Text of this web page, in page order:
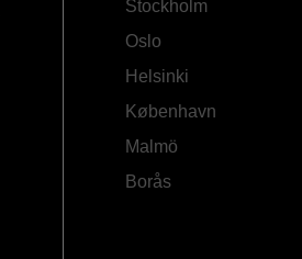
Stockholm
Oslo
Helsinki
København
Malmö
Borås